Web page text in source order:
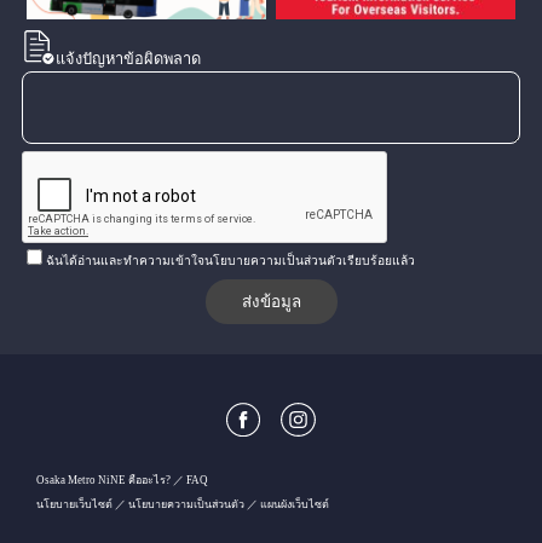
แจ้งปัญหาข้อผิดพลาด
ฉันได้อ่านและทำความเข้าใจนโยบายความเป็นส่วนตัวเรียบร้อยแล้ว
Osaka Metro NiNE คืออะไร?
FAQ
นโยบายเว็บไซต์
นโยบายความเป็นส่วนตัว แผนผังเว็บไซต์